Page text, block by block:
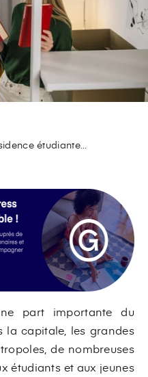
étudiante...
part importante du
la capitale, les grandes
de nombreuses
étudiants et aux jeunes